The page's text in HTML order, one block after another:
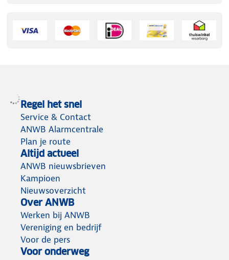
Regel het snel
Service & Contact
ANWB Alarmcentrale
Plan je route
Altijd actueel
ANWB nieuwsbrieven
Kampioen
Nieuwsoverzicht
Over ANWB
Werken bij ANWB
Vereniging en bedrijf
Voor de pers
Voor onderweg